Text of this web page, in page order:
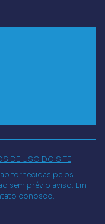
DE USO DO SITE
fornecidas pelos
sem prévio aviso. Em
conosco.